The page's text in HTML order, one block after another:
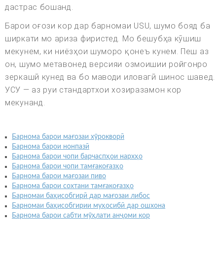
дастрас бошанд.
Барои оғози кор дар барномаи USU, шумо бояд ба
ширкати мо ариза фиристед. Мо бешубҳа кӯшиш
мекунем, ки ниёзҳои шуморо қонеъ кунем. Пеш аз
он, шумо метавонед версияи озмоишии ройгонро
зеркашӣ кунед ва бо маводи иловагӣ шинос шавед.
УСУ — аз руи стандартхои хозиразамон кор
мекунанд.
Барнома барои мағозаи хӯрокворӣ
Барнома барои нонпазӣ
Барнома барои чопи барчаспҳои нархҳо
Барнома барои чопи тамғакоғазҳо
Барнома барои мағозаи пиво
Барнома барои сохтани тамғакоғазҳо
Барномаи баҳисобгирӣ дар мағозаи либос
Барномаи баҳисобгирии муҳосибӣ дар ошхона
Барнома барои сабти мӯҳлати анҷоми кор